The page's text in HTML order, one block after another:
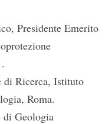
Presidente Emerito
di Ricerca, Istituto
Roma.
di Geologia